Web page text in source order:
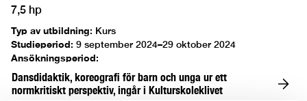
7,5 hp
Typ av utbildning: Kurs
Studieperiod: 9 september 2024–29 oktober 2024
Ansökningsperiod:
Dansdidaktik, koreografi för barn och unga ur ett
normkritiskt perspektiv, ingår i Kulturskoleklivet